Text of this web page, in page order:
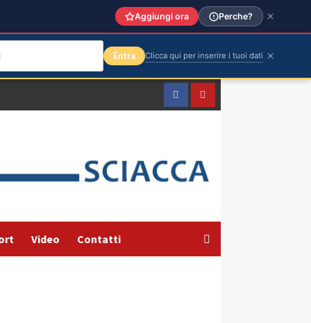
FacebookYountube
Video Contatti
Aggiungi ora Perche?
Entra Clicca qui per inserire i tuoi dati